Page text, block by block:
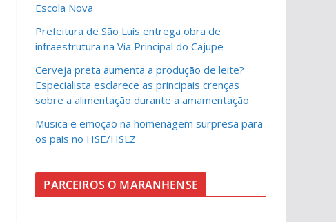
Escola Nova
Prefeitura de São Luís entrega obra de
infraestrutura na Via Principal do Cajupe
Cerveja preta aumenta a produção de leite?
Especialista esclarece as principais crenças
sobre a alimentação durante a amamentação
Musica e emoção na homenagem surpresa para
os pais no HSE/HSLZ
PARCEIROS O MARANHENSE